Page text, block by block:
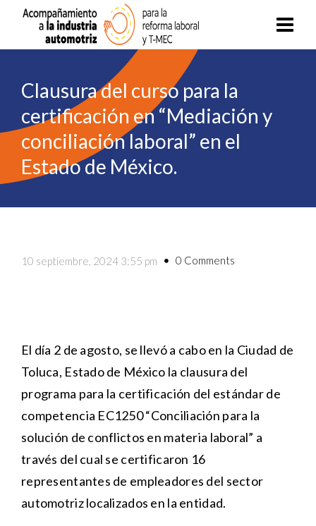
Clausura del curso para la
certificación en “Mediación y
conciliación laboral” en el
Estado de México.
10 septiembre, 2024 3:55 pm 0 Comments
El día 2 de agosto, se llevó a cabo en la Ciudad de
Toluca, Estado de México la clausura del
programa para la certificación del estándar de
competencia EC1250 “Conciliación para la
solución de conflictos en materia laboral” a
través del cual se certificaron 16
representantes de empleadores del sector
automotriz localizados en la entidad.